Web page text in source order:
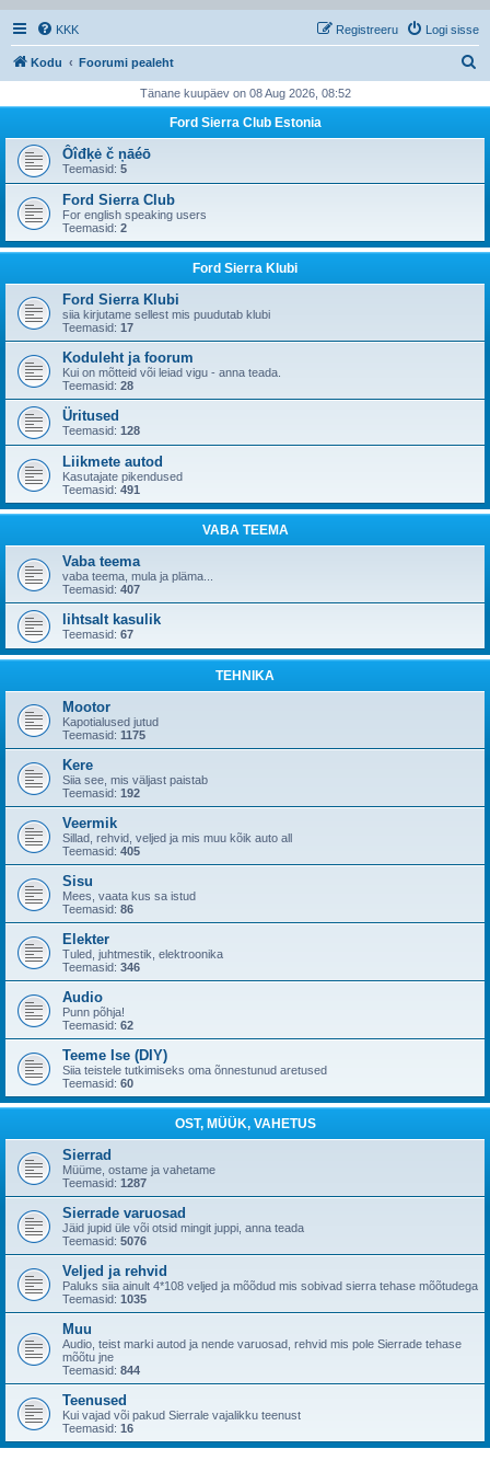
KKK Logi sisse
Registreeru
Kodu Foorumi pealeht
i
Tänane kuupäev on 08 Aug 2026, 08:52
Ford Sierra Club Estonia
Ôîđķė č ņāéō
Teemasid: 5
Ford Sierra Club
For english speaking users
Teemasid: 2
Ford Sierra Klubi
Ford Sierra Klubi
siia kirjutame sellest mis puudutab klubi
Teemasid: 17
Koduleht ja foorum
Kui on mõtteid või leiad vigu - anna teada.
Teemasid: 28
Üritused
Teemasid: 128
Liikmete autod
Kasutajate pikendused
Teemasid: 491
VABA TEEMA
Vaba teema
vaba teema, mula ja pläma...
Teemasid: 407
lihtsalt kasulik
Teemasid: 67
TEHNIKA
Mootor
Kapotialused jutud
Teemasid: 1175
Kere
Siia see, mis väljast paistab
Teemasid: 192
Veermik
Sillad, rehvid, veljed ja mis muu kõik auto all
Teemasid: 405
Sisu
Mees, vaata kus sa istud
Teemasid: 86
Elekter
Tuled, juhtmestik, elektroonika
Teemasid: 346
Audio
Punn põhja!
Teemasid: 62
Teeme Ise (DIY)
Siia teistele tutkimiseks oma õnnestunud aretused
Teemasid: 60
OST, MÜÜK, VAHETUS
Sierrad
Müüme, ostame ja vahetame
Teemasid: 1287
Sierrade varuosad
Jäid jupid üle või otsid mingit juppi, anna teada
Teemasid: 5076
Veljed ja rehvid
Paluks siia ainult 4*108 veljed ja mõõdud mis sobivad sierra tehase mõõtudega
Teemasid: 1035
Muu
Audio, teist marki autod ja nende varuosad, rehvid mis pole Sierrade tehase
mõõtu jne
Teemasid: 844
Teenused
Kui vajad või pakud Sierrale vajalikku teenust
Teemasid: 16